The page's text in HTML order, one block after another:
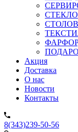
СТЕКЛО
Акция
Доставка
О нас
Новости
Контакты
8(343)239-50-56